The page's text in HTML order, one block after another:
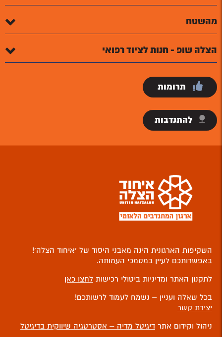
מהשטח
הצלה שופ - חנות לציוד רפואי
תרומות
להתנדבות
השקיפות הארגונית הינה מאבני היסוד של ‘איחוד הצלה’!
באפשרותכם לעיין במסמכי העמותה.
לתקנון האתר ומדיניות ביטולי רכישות לחצו כאן
בכל שאלה ועניין – נשמח לעמוד לרשותכם!
יצירת קשר
ניהול וקידום אתר דיגיטל מדיה – אסטרטגיה שיווקית בדיגיטל